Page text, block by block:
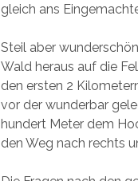
gleich ans
Steil aber
Wald heraus auf die
den ersten 2
vor der wunderbar
hundert Meter dem
den Weg nach rechts